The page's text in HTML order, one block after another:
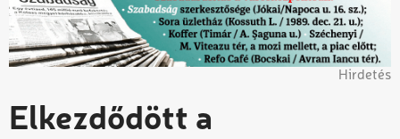
Hirdetés
Elkezdődött a